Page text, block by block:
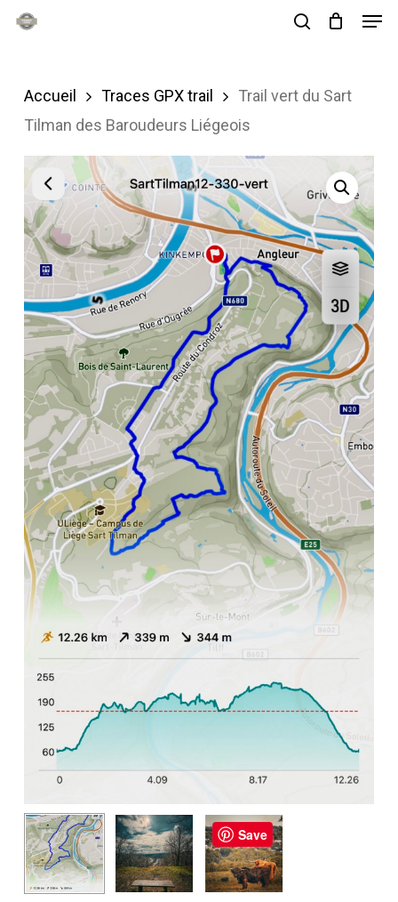
Skip
content
Accueil Traces GPX trail
Trail vert du Sart
Tilman des Baroudeurs Liégeois
Save